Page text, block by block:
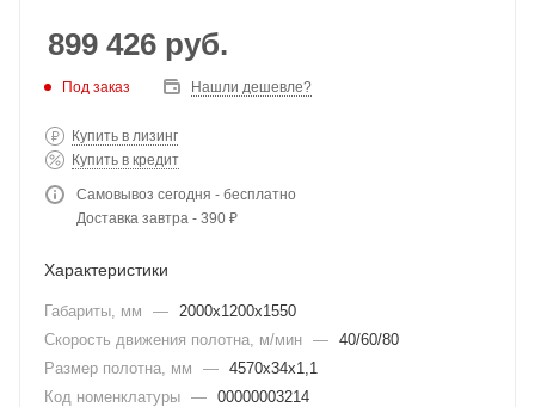
899 426 руб.
Под заказ Нашли дешевле?
Купить в лизинг
Купить в кредит
Самовывоз сегодня - бесплатно
Доставка завтра - 390 ₽
Характеристики
Габариты, мм — 2000х1200х1550
Скорость движения полотна, м/мин — 40/60/80
Размер полотна, мм
— 4570х34х1,1
Код номенклатуры — 00000003214